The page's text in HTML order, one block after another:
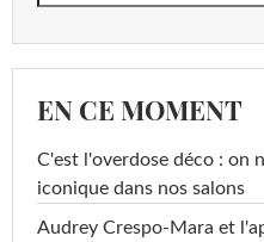
EN CE MOMENT
C'est l'overdose déco : on
iconique dans nos salons
Audrey Crespo-Mara et